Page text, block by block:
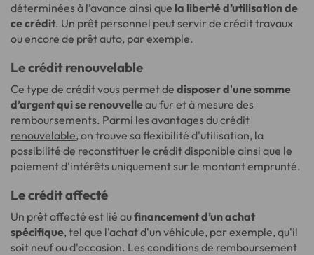
déterminées à l’avance ainsi que la liberté d’utilisation de
ce crédit. Un prêt personnel peut servir de crédit travaux
ou encore de prêt auto, par exemple.
Le crédit renouvelable
Ce type de crédit vous permet de disposer d'une somme
d’argent qui se renouvelleau fur et à mesure des
remboursements. Parmi les avantages ducrédit
renouvelable, on trouve sa flexibilité d'utilisation, la
possibilité de reconstituer le crédit disponible ainsi que le
paiement d'intérêts uniquement sur le montant emprunté.
Le crédit affecté
Un prêt affecté est lié aufinancement d’un achat
spécifique, tel que l'achat d'un véhicule, par exemple, qu'il
soit neuf ou d'occasion. Les conditions de remboursement